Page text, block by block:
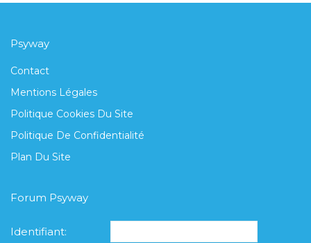
Psyway
Contact
Mentions Légales
Politique Cookies Du Site
Politique De Confidentialité
Plan Du Site
Forum Psyway
Identifiant: